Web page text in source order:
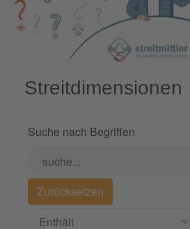
Streitdimensionen
Suche nach Begriffen